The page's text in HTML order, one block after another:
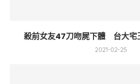
殺前女友47刀吻屍下體 台大宅
2021-02-25